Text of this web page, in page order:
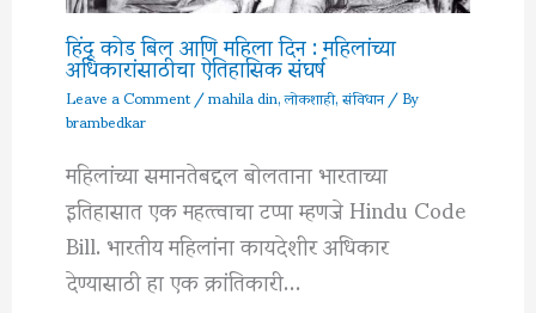
हिंदू कोड बिल आणि महिला दिन : महिलांच्या
अधिकारांसाठीचा ऐतिहासिक संघर्ष
Leave a Comment/mahila din,लोकशाही,संविधान/ By
brambedkar
महिलांच्या समानतेबद्दल बोलताना भारताच्या
इतिहासात एक महत्त्वाचा टप्पा म्हणजे Hindu Code
Bill. भारतीय महिलांना कायदेशीर अधिकार
देण्यासाठी हा एक क्रांतिकारी…